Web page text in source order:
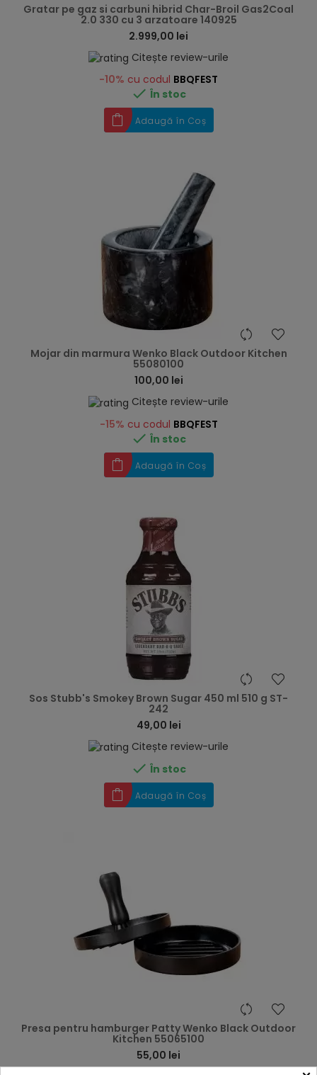
Gratar pe gaz si carbuni hibrid Char-Broil Gas2Coal
2.0 330 cu 3 arzatoare 140925
2.999,00 lei
Citește review-urile
-10% cu codul BBQFEST
 În stoc
Adaugă în Coș
Mojar din marmura Wenko Black Outdoor Kitchen
55080100
100,00 lei
Citește review-urile
-15% cu codul BBQFEST
 În stoc
Adaugă în Coș
Sos Stubb's Smokey Brown Sugar 450 ml 510 g ST-
242
49,00 lei
Citește review-urile
 În stoc
Adaugă în Coș
Presa pentru hamburger Patty Wenko Black Outdoor
Kitchen 55065100
55,00 lei